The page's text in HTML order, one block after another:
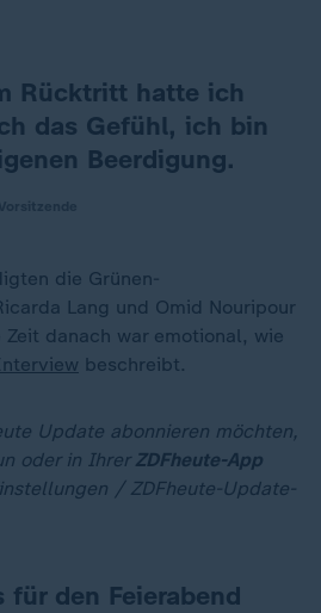
Rücktritt hatte ich
das Gefühl, ich bin
Beerdigung.
die Grünen-
Lang und Omid Nouripour
danach war emotional, wie
beschreibt.
Update abonnieren möchten,
oder in Ihrer ZDFheute-App
/ ZDFheute-Update-
für den Feierabend